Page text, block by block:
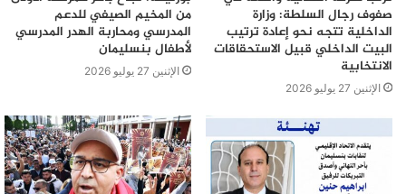
صفوف رجال السلطة: وزارة
الداخلية تتجه نحو إعادة ترتيب
البيت الداخلي قبيل الاستحقاقات
الانتخابية
الإثنين 27 يوليو 2026
من المخيم الصيفي للدعم
المدرسي ومحاربة الهدر المدرسي
لأطفال بنسليمان
الإثنين 27 يوليو 2026